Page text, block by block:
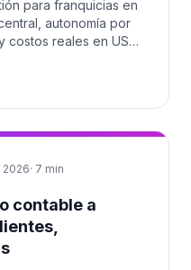
para franquicias en
autonomía por
costos reales en USD
2026· 7 min
contable a